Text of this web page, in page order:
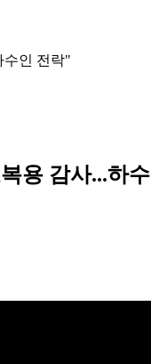
수인 전락"
용 감사...하